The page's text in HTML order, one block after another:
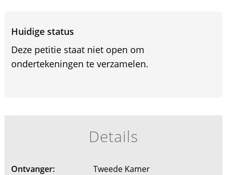
Huidige status
Deze petitie staat niet open om
ondertekeningen te verzamelen.
Details
Ontvanger:
Tweede Kamer